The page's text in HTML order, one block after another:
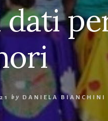
by DANIELA BIANCHINI